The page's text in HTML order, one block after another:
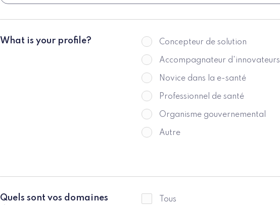
What is your profile? Concepteur de solution
Accompagnateur d'innovateurs
Novice dans la e-santé
Professionnel de santé
Organisme gouvernemental
Autre
Quels sont vos domaines
Tous